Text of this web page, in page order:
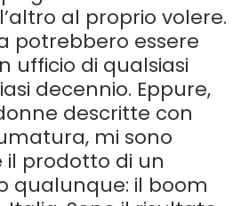
al proprio volere.
potrebbero essere
ufficio di qualsiasi
decennio. Eppure,
descritte con
mi sono
prodotto di un
qualunque: il boom